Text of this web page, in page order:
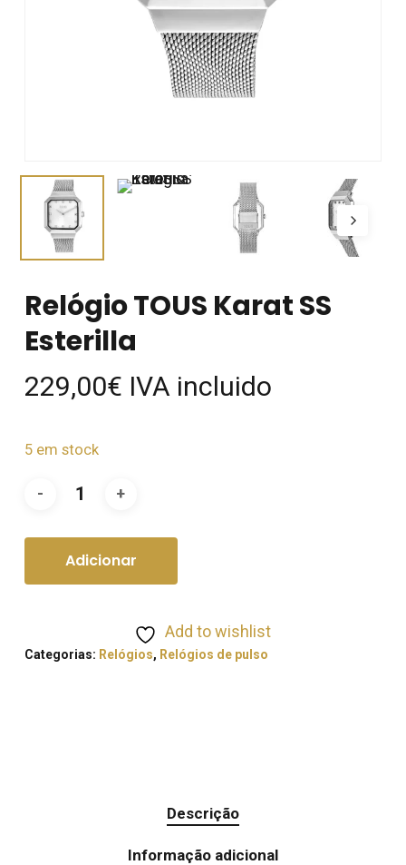
Relógio TOUS Karat SS
Esterilla
229,00€ IVA incluido
5 em stock
Adicionar
Add to wishlist
Categorias: Relógios, Relógios de pulso
Descrição
Informação adicional